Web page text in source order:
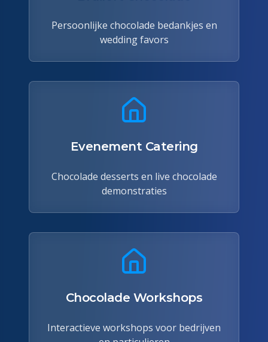
Persoonlijke chocolade bedankjes en
wedding favors
Evenement Catering
Chocolade desserts en live chocolade
demonstraties
Chocolade Workshops
Interactieve workshops voor bedrijven